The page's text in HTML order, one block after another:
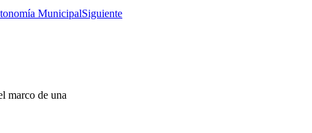
MunicipalSiguiente
marco de una